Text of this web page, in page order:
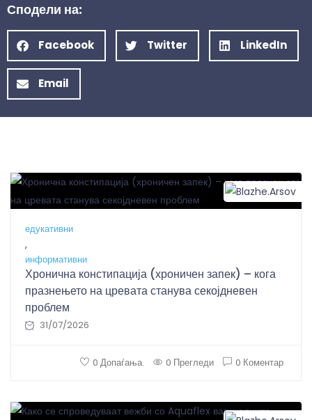
Сподели на:
Facebook Twitter LinkedIn
Email
едукативни
,
информативни
Хронична констипација (хроничен запек) – кога
празнењето на цревата станува секојдневен
проблем
31/07/2026
0 Допаѓања. 0 Прегледи 0 Коментар